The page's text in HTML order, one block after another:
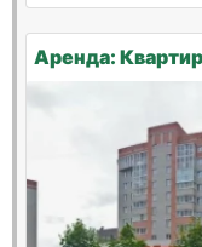
Аренда: